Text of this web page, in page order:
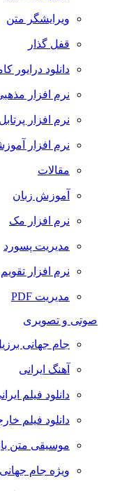
ویرایشگر متن
قفل گذار
دانلود درایور
نرم افزار
نرم افزار پرتابل
نرم افزار
مقالات
آموزش زبان
نرم افزار مک
مدیریت پسورد
نرم افزار تقویم
مدیریت PDF
صوتی و تصویری
جام جهانی برزیل
آهنگ ایرانی
دانلود فیلم
دانلود فیلم
موسیقی متن
ویژه جام جهانی 2018 روسیه